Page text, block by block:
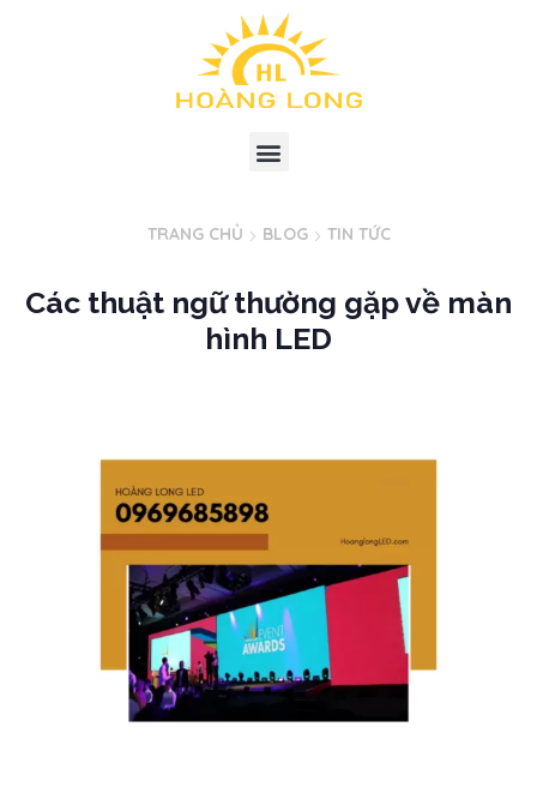
TRANG CHỦ BLOG TIN TỨC
Các thuật ngữ thường gặp về màn
hình LED